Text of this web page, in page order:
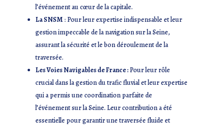
l’événement au cœur de la capitale.
La SNSM: Pour leur expertise indispensable et leur
gestion impeccable de la navigation sur la Seine,
assurant la sécurité et le bon déroulement de la
traversée.
Les Voies Navigables de France :Pour leur rôle
crucial dans la gestion du trafic fluvial et leur expertise
qui a permis une coordination parfaite de
l’événement sur la Seine. Leur contribution a été
essentielle pour garantir une traversée fluide et